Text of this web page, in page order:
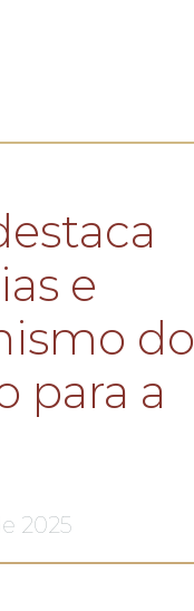
e
do
para a
2025